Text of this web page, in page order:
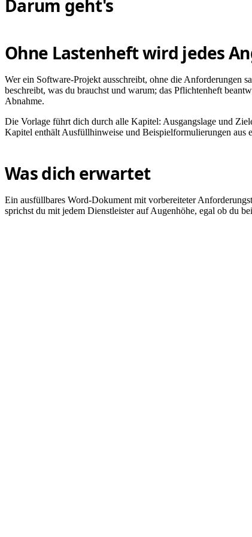
Darum geht's
Ohne Lastenheft wird jedes
Wer ein Software-Projekt ausschreibt, ohne die Anforderungen
beschreibt, was du brauchst und warum; das Pflichtenheft
Abnahme.
Die Vorlage führt dich durch alle Kapitel: Ausgangslage und
Kapitel enthält Ausfüllhinweise und Beispielformulierungen aus
Was dich erwartet
Ein ausfüllbares Word-Dokument mit vorbereiteter
sprichst du mit jedem Dienstleister auf Augenhöhe, egal ob du